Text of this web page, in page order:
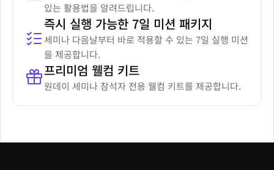
있는 활용법을 알려드립니다.
즉시 실행 가능한 7일 미션 패키지
세미나 다음날부터 바로 적용할 수 있는 7일 실행 미션
을 제공합니다.
프리미엄 웰컴 키트
원데이 세미나 참석자 전용 웰컴 키트를 제공합니다.